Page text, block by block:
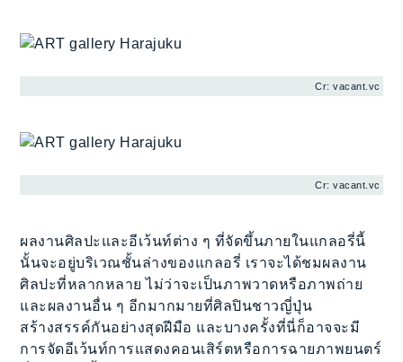
Cr: vacant.vc
Cr: vacant.vc
ผลงานศิลปะและอีเว้นท์ต่าง ๆ ที่จัดขึ้นภายในแกลอรี่นี้
นั้นจะอยู่บริเวณชั้นล่างของแกลอรี่ เราจะได้ชมผลงาน
ศิลปะที่หลากหลาย ไม่ว่าจะเป็นภาพวาดหรือภาพถ่าย
และผลงานอื่น ๆ อีกมากมายที่ศิลปินชาวญี่ปุ่น
สร้างสรรค์กันอย่างสุดฝีมือ และบางครั้งที่นี่ก็อาจจะมี
การจัดอีเว้นท์การแสดงคอนเสิร์ตหรือการฉายภาพยนตร์